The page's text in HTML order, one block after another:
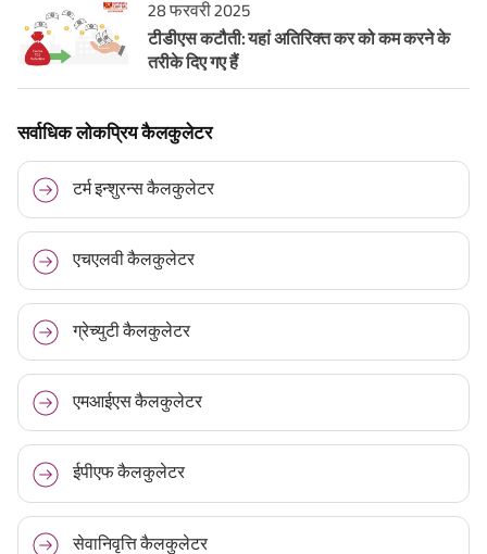
28 फरवरी 2025
टीडीएस कटौती: यहां अतिरिक्त कर को कम करने के
तरीके दिए गए हैं
सर्वाधिक लोकप्रिय कैलकुलेटर
टर्म इन्शुरन्स कैलकुलेटर
एचएलवी कैलकुलेटर
ग्रेच्युटी कैलकुलेटर
एमआईएस कैलकुलेटर
ईपीएफ कैलकुलेटर
सेवानिवृत्ति कैलकुलेटर